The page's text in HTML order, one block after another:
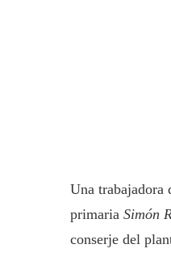
Una trabajadora
primaria Simón
conserje del